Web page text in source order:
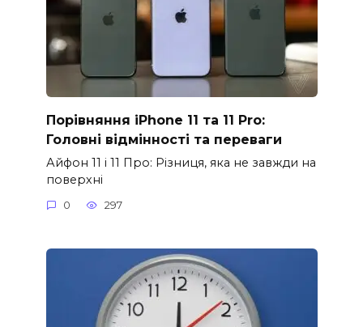
Порівняння iPhone 11 та 11 Pro:
Головні відмінності та переваги
Айфон 11 і 11 Про: Різниця, яка не завжди на
поверхні
0 297